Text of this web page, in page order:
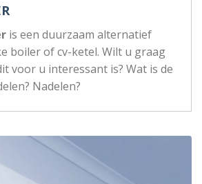
is een duurzaam alternatief
boiler of cv-ketel. Wilt u graag
voor u interessant is? Wat is de
Nadelen?